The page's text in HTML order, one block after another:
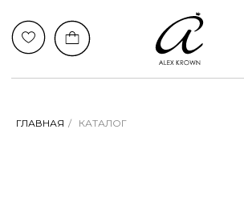
ГЛАВНАЯ / КАТАЛОГ